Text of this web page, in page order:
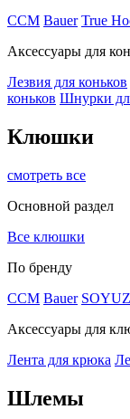
ССМ Bauer True
Аксессуары для
Лезвия для коньков
коньков Шнурки
Клюшки
смотреть все
Основной раздел
Все клюшки
По бренду
CCM Bauer SOYUZ
Аксессуары для
Лента для крюка
Шлемы